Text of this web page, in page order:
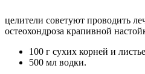
целители советуют проводить
остеохондроза крапивной
100 г сухих корней и
500 мл водки.